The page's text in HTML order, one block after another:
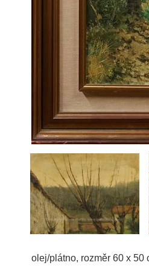
olej/plátno, rozměr 60 x 50